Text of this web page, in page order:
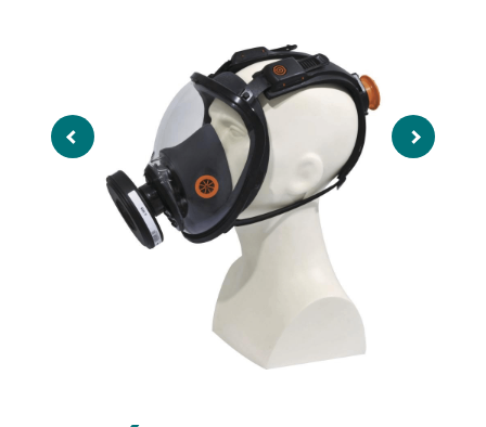
Anterior Seguinte